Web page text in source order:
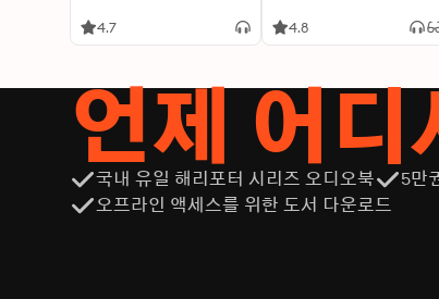
4.7 4.8
언제 어디
국내 유일 해리포터 시리즈 오디오북 5만
오프라인 액세스를 위한 도서 다운로드